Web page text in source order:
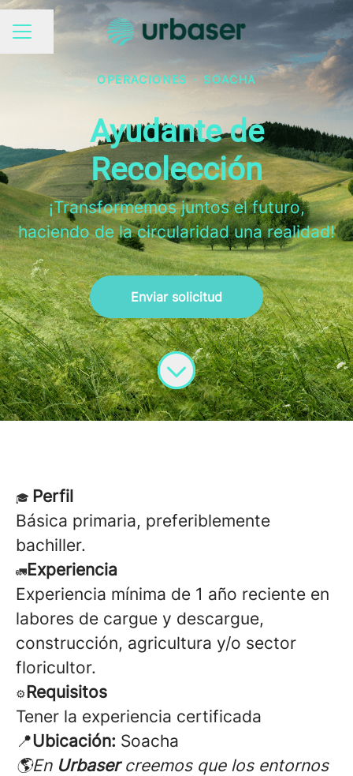
MENÚ DE EMPLEO
Compartir página
OPERACIONES · SOACHA
Ayudante de
Recolección
¡Transformemos juntos el futuro,
haciendo de la circularidad una realidad!
Enviar solicitud
🎓 Perfil
Básica primaria, preferiblemente
bachiller.
🚛Experiencia
Experiencia mínima de 1 año reciente en
labores de cargue y descargue,
construcción, agricultura y/o sector
floricultor.
⚙️Requisitos
Tener la experiencia certificada
📍Ubicación: Soacha
🌎En Urbasercreemos que los entornos